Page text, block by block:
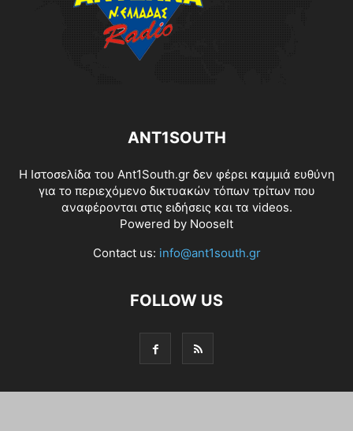
ANT1SOUTH
Η Ιστοσελίδα του Ant1South.gr δεν φέρει καμμιά ευθύνη
για το περιεχόμενο δικτυακών τόπων τρίτων που
αναφέρονται στις ειδήσεις και τα videos.
Powered by NooseIt
Contact us: info@ant1south.gr
FOLLOW US